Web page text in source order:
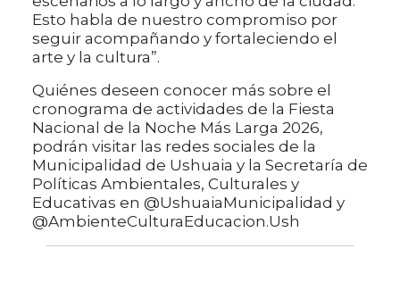
Esto habla de nuestro compromiso por
seguir acompañando y fortaleciendo el
arte y la cultura”.
Quiénes deseen conocer más sobre el
cronograma de actividades de la Fiesta
Nacional de la Noche Más Larga 2026,
podrán visitar las redes sociales de la
Municipalidad de Ushuaia y la Secretaría de
Políticas Ambientales, Culturales y
Educativas en @UshuaiaMunicipalidad y
@AmbienteCulturaEducacion.Ush